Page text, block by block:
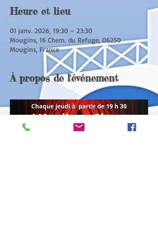
Heure et lieu
01 janv. 2026, 19:30 – 23:30
Mougins, 16 Chem. du Refuge, 06250
Mougins, France
À propos de l'événement